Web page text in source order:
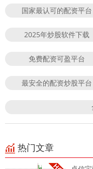
国家最认可的配资平台
2025年炒股软件下载
免费配资可盈平台
最安全的配资炒股平台
热门文章